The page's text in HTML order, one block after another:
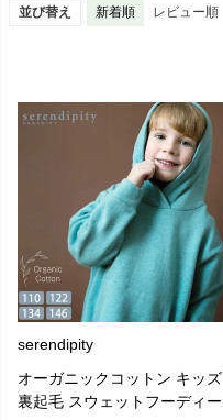
並び替え 新着順 レビュー順
serendipity
オーガニックコットン キッズ
裏起毛 スウェットフーディー